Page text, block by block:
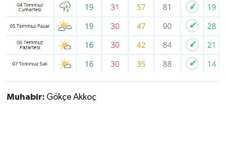
Muhabir: Gökçe Akkoç